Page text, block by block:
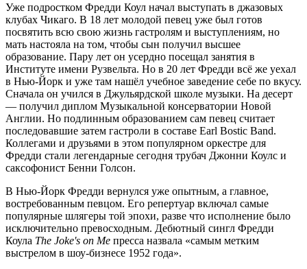
Уже подростком Фредди Коул начал выступать в джазовых
клубах Чикаго. В 18 лет молодой певец уже был готов
посвятить всю свою жизнь гастролям и выступлениям, но
мать настояла на том, чтобы сын получил высшее
образование. Пару лет он усердно посещал занятия в
Институте имени Рузвельта. Но в 20 лет Фредди всё же уехал
в Нью-Йорк и уже там нашёл учебное заведение себе по вкусу.
Сначала он учился в Джульярдской школе музыки. На десерт
— получил диплом Музыкальной консерватории Новой
Англии. Но подлинным образованием сам певец считает
последовавшие затем гастроли в составе Earl Bostic Band.
Коллегами и друзьями в этом популярном оркестре для
Фредди стали легендарные сегодня трубач Джонни Коулс и
саксофонист Бенни Голсон.
В Нью-Йорк Фредди вернулся уже опытным, а главное,
востребованным певцом. Его репертуар включал самые
популярные шлягеры той эпохи, разве что исполнение было
исключительно превосходным. Дебютный сингл Фредди
Коула The Joke's on Me пресса назвала «самым метким
выстрелом в шоу-бизнесе 1952 года».